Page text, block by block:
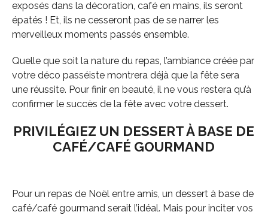
exposés dans la décoration, café en mains, ils seront
épatés ! Et, ils ne cesseront pas de se narrer les
merveilleux moments passés ensemble.
Quelle que soit la nature du repas, l’ambiance créée par
votre déco passéiste montrera déjà que la fête sera
une réussite. Pour finir en beauté, il ne vous restera qu’à
confirmer le succès de la fête avec votre dessert.
PRIVILÉGIEZ UN DESSERT À BASE DE
CAFÉ/CAFÉ GOURMAND
Pour un repas de Noël entre amis, un dessert à base de
café/café gourmand serait l’idéal. Mais pour inciter vos